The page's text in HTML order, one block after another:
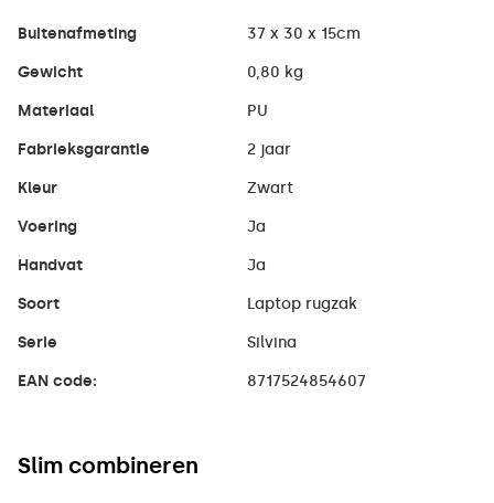
Buitenafmeting 37 x 30 x 15cm
Gewicht 0,80 kg
Materiaal PU
Fabrieksgarantie 2 jaar
Kleur Zwart
Voering Ja
Handvat Ja
Soort Laptop rugzak
Serie Silvina
EAN code: 8717524854607
Slim combineren